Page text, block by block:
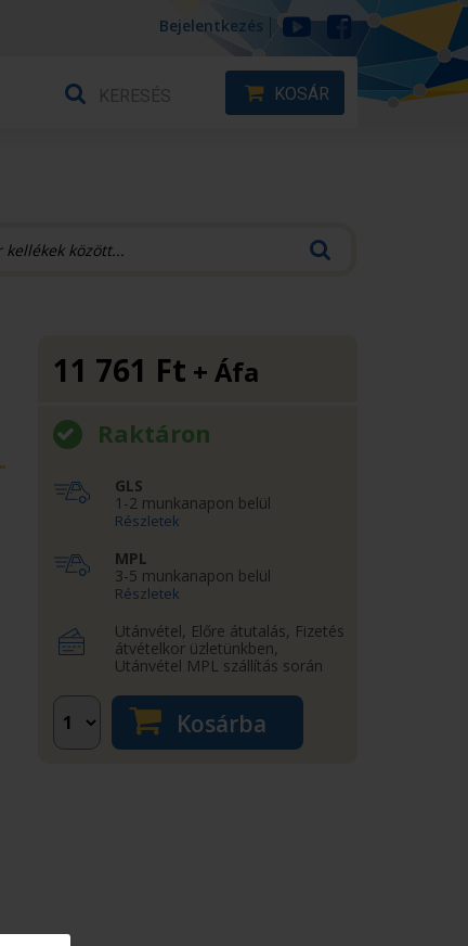
Bejelentkezés
KOSÁR
11 761 Ft + Áfa
Raktáron
GLS
1-2 munkanapon belül
Részletek
MPL
3-5 munkanapon belül
Részletek
Utánvétel, Előre átutalás, Fizetés
átvételkor üzletünkben,
Utánvétel MPL szállítás során
Kosárba